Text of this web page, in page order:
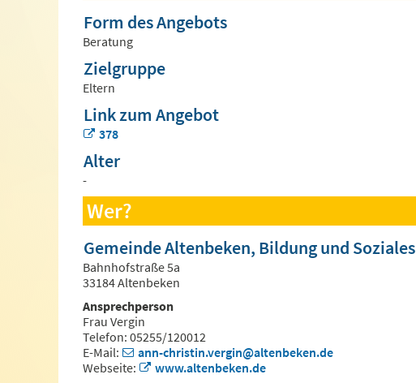
Form des Angebots
Beratung
Zielgruppe
Eltern
Link zum Angebot
378
Alter
-
Wer?
Gemeinde Altenbeken, Bildung und Soziales
Bahnhofstraße 5a
33184 Altenbeken
Ansprechperson
Frau Vergin
Telefon: 05255/120012
E-Mail:
ann-christin.vergin@altenbeken.de
Webseite:
www.altenbeken.de